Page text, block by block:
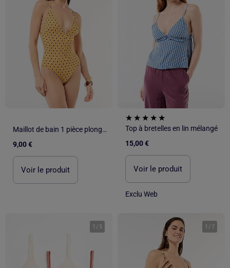
Maillot de bain 1 pièce plongeant avec bijou
9,00 €
Voir le produit
Top à bretelles en lin mélangé
15,00 €
Voir le produit
Exclu Web
1 / 5 1 / 7